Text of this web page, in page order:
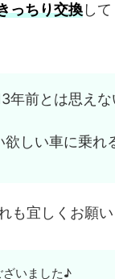
っちり交換し
年前とは思えな
しい車に乗れ
も宜しくお願
ざいました♪